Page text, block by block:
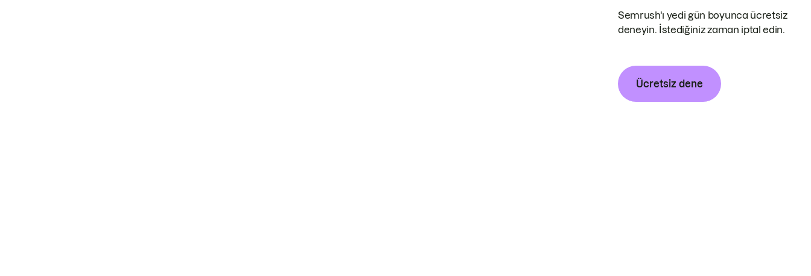
Semrush'ı yedi gün boyunca ücretsiz
deneyin. İstediğiniz zaman iptal edin.
Ücretsiz dene